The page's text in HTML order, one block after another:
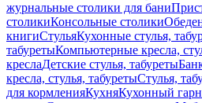
журнальные столики для бани
столикиКонсольные столики
книгиСтульяКухонные стулья,
табуретыКомпьютерные кресла,
креслаДетские стулья, табуреты
кресла, стулья, табуретыСтулья,
для кормленияКухняКухонный